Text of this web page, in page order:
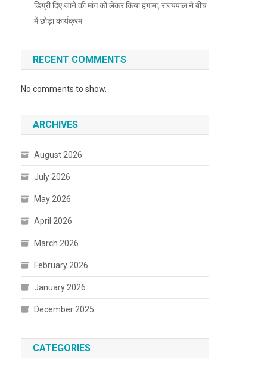
डिग्री दिए जाने की मांग को लेकर किया हंगामा, राज्यपाल ने बीच
में छोड़ा कार्यक्रम
RECENT COMMENTS
No comments to show.
ARCHIVES
August 2026
July 2026
May 2026
April 2026
March 2026
February 2026
January 2026
December 2025
CATEGORIES